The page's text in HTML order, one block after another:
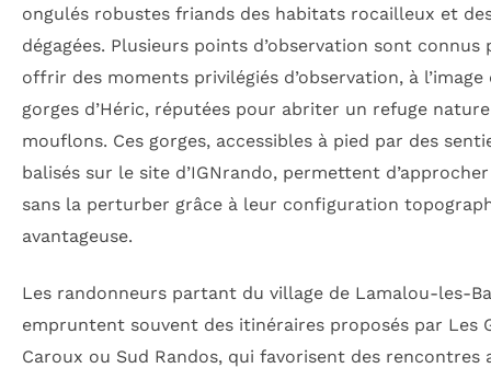
ongulés robustes friands des habitats rocailleux et
dégagées. Plusieurs points d’observation sont connus
offrir des moments privilégiés d’observation, à l’image
gorges d’Héric, réputées pour abriter un refuge
mouflons. Ces gorges, accessibles à pied par des
balisés sur le site d’IGNrando, permettent
sans la perturber grâce à leur configuration
avantageuse.
Les randonneurs partant du village de Lamalou-les-
empruntent souvent des itinéraires proposés par Les
Caroux ou Sud Randos, qui favorisent des rencontres